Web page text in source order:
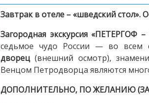
Завтрак в отеле – «шведский стол».
Загородная экскурсия «ПЕТЕРГОФ
седьмое чудо России — во всем
дворец(внешний осмотр),
Венцом Петродворца являются
ДОПОЛНИТЕЛЬНО, ПО ЖЕЛАНИЮ